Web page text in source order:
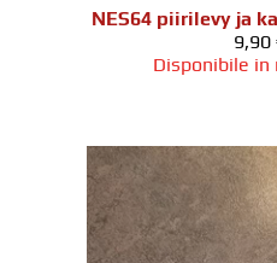
9,90
Disponibile in